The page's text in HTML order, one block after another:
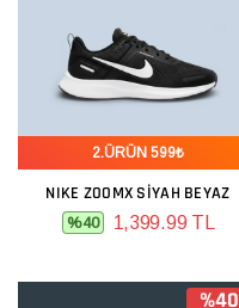
2.ÜRÜN 599₺
NIKE ZOOMX SIYAH BEYAZ
%40 1,399.99 TL
%40